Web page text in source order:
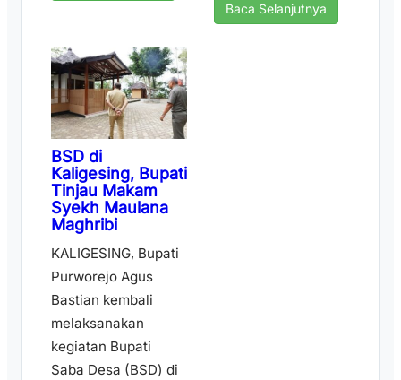
Baca Selanjutnya
BSD di
Kaligesing, Bupati
Tinjau Makam
Syekh Maulana
Maghribi
KALIGESING, Bupati
Purworejo Agus
Bastian kembali
melaksanakan
kegiatan Bupati
Saba Desa (BSD) di